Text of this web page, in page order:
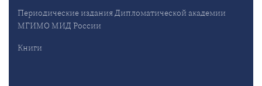
Периодические издания Дипломатической академии
МГИМО МИД России
Книги